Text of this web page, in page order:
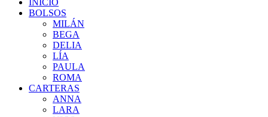
INICIO
BOLSOS
MILÁN
BEGA
DELIA
LÍA
PAULA
ROMA
CARTERAS
ANNA
LARA